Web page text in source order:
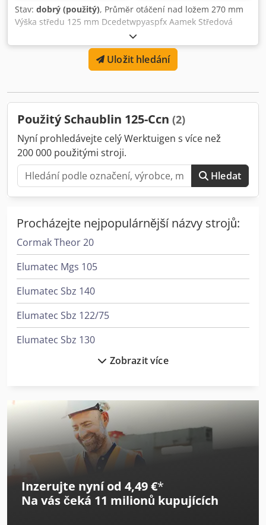
Stav: dobrý (použitý), Průměr otáčení nad ložem 270 mm
Výška středu 125 mm Dcedetwpyaspfx Aamek Středová
vzdálenost 600 mm Otáčky vřetena 30-5000 ot/min. Řízení:
FANUC 18i Ruční vedení Různé příslušenství MARCELS
Uložit hledání
Použitý Schaublin 125-Ccn (2)
Nyní prohledávejte celý Werktuigen s více než
200 000 použitými stroji.
Hledat
Procházejte nejpopulárnější názvy strojů:
Cormak Theor 20
Elumatec Mgs 105
Elumatec Sbz 140
Elumatec Sbz 122/75
Elumatec Sbz 130
Elumatec Ts 161/00
Geibel & Hotz Brusky Na Plocho Vertikální Brusky
Geibel & Hotz Fs 1050 Gt Cnc
Graule Zs 200 N
Zobrazit více
Inzerujte nyní od 4,49 €*
Na vás čeká 11 milionů kupujících